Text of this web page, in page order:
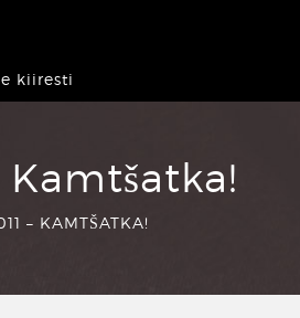
kiiresti
Kamtšatka!
– KAMTŠATKA!